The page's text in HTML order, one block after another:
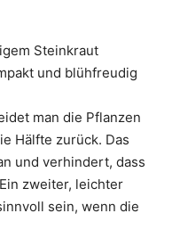
Steinkraut
und blühfreudig
man die Pflanzen
Hälfte zurück. Das
und verhindert, dass
zweiter, leichter
sein, wenn die